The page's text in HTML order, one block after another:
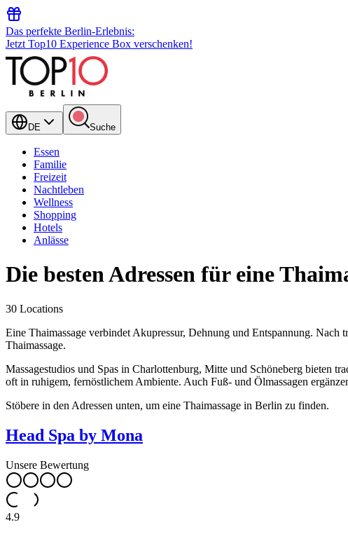
Das perfekte Berlin-Erlebnis:
Jetzt Top10 Experience Box verschenken!
DE Suche
Essen
Familie
Freizeit
Nachtleben
Wellness
Shopping
Hotels
Anlässe
Die besten Adressen für eine
30 Locations
Eine Thaimassage verbindet Akupressur, Dehnung und Entspannung.
Thaimassage.
Massagestudios und Spas in Charlottenburg, Mitte und Schöneberg bieten
oft in ruhigem, fernöstlichem Ambiente. Auch Fuß- und Ölmassagen
Stöbere in den Adressen unten, um eine Thaimassage in Berlin zu finden.
Head Spa by Mona
Unsere Bewertung
4.9